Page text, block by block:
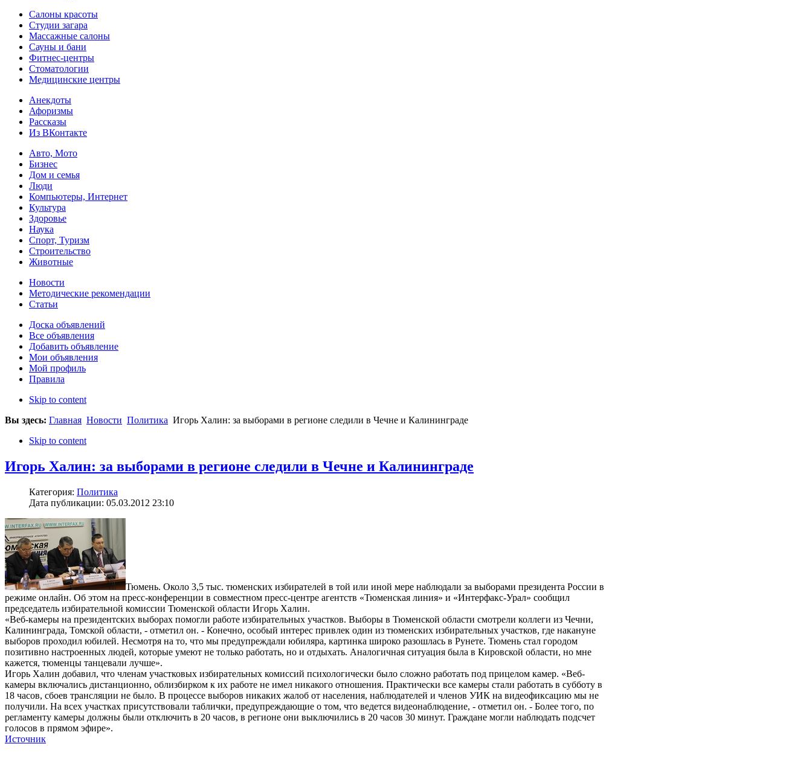
Салоны красоты
Студии загара
Массажные салоны
Сауны и бани
Фитнес-центры
Стоматологии
Медицинские центры
Анекдоты
Афоризмы
Рассказы
Из ВКонтакте
Авто, Мото
Бизнес
Дом и семья
Люди
Компьютеры, Интернет
Культура
Здоровье
Наука
Спорт, Туризм
Строительство
Животные
Новости
Методические рекомендации
Статьи
Доска объявлений
Все объявления
Добавить объявление
Мои объявления
Мой профиль
Правила
Skip to content
Вы здесь: Главная Новости Политика Игорь Халин: за выборами в регионе следили в Чечне и Калининграде
Skip to content
Игорь Халин: за выборами в регионе следили в Чечне и Калининграде
Категория: Политика
Дата публикации: 05.03.2012 23:10
Тюмень. Около 3,5 тыс. тюменских избирателей в той или иной мере наблюдали за выборами президента России в
режиме онлайн. Об этом на пресс-конференции в совместном пресс-центре агентств «Тюменская линия» и «Интерфакс-Урал» сообщил
председатель избирательной комиссии Тюменской области Игорь Халин.
«Веб-камеры на президентских выборах помогли работе избирательных участков. Выборы в Тюменской области смотрели коллеги из Чечни,
Калининграда, Томской области, - отметил он. - Конечно, особый интерес привлек один из тюменских избирательных участков, где накануне
выборов проходил юбилей. Несмотря на то, что мы предупреждали юбиляра, картинка широко разошлась в Рунете. Тюмень стал городом
позитивно настроенных людей, которые умеют не только работать, но и отдыхать. Аналогичная ситуация была в Кировской области, но мне
кажется, тюменцы танцевали лучше».
Игорь Халин добавил, что членам участковых избирательных комиссий психологически было сложно работать под прицелом камер. «Веб-
камеры включались дистанционно, облизбирком к их работе не имел никакого отношения. Практически все камеры стали работать в субботу в
18 часов, сбоев трансляции не было. В процессе выборов никаких жалоб от населения, наблюдателей и членов УИК на видеофиксацию мы не
получили. На всех участках присутствовали таблички, предупреждающие о том, что ведется видеонаблюдение, - отметил он. - Более того, по
регламенту камеры должны были отключить в 20 часов, в регионе они выключились в 20 часов 30 минут. Граждане могли наблюдать подсчет
голосов в прямом эфире».
Источник